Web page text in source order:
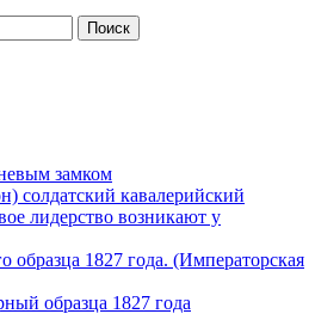
замком
солдатский кавалерийский
лидерство возникают у
образца 1827 года. (Императорская
образца 1827 года